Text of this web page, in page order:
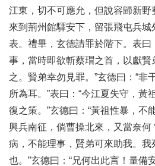
江東，切不可應允，但說容歸新野
來到荊州館驛安下，留張飛屯兵城
表。禮畢，玄德請罪於階下。表曰
事，當時即欲斬蔡瑁之首，以獻
之。賢弟幸勿見罪。”玄德曰：“非
所為耳。”表曰：“今江夏失守，黃
復之策。”玄德曰：“黃祖性暴，不
興兵南征，倘曹操北來，又當奈何
病，不能理事，賢弟可來助我。
也。”玄德曰：“兄何出此言！量備